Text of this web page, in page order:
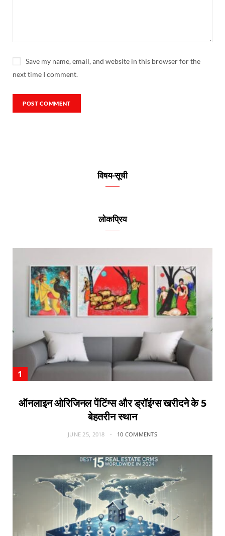
Save my name, email, and website in this browser for the
next time I comment.
विषय-सूची
लोकप्रिय
ऑनलाइन ओरिजिनल पेंटिंग्स और ड्रॉइंग्स खरीदने के 5
बेहतरीन स्थान
JUNE 25, 2018 10 COMMENTS